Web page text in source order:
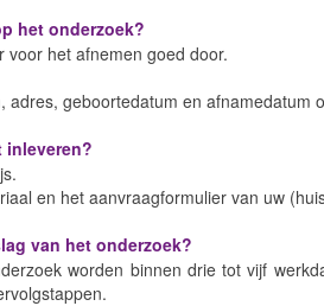
het onderzoek?
voor het afnemen goed door.
adres, geboortedatum en afnamedatum
inleveren?
en het aanvraagformulier van uw
van het onderzoek?
worden binnen drie tot vijf